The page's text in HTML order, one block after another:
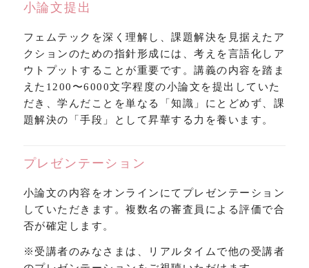
小論文提出
フェムテックを深く理解し、課題解決を見据えたア
クションのための指針形成には、考えを言語化しア
ウトプットすることが重要です。講義の内容を踏ま
えた1200〜6000文字程度の小論文を提出していた
だき、学んだことを単なる「知識」にとどめず、課
題解決の「手段」として昇華する力を養います。
プレゼンテーション
小論文の内容をオンラインにてプレゼンテーション
していただきます。複数名の審査員による評価で合
否が確定します。
※受講者のみなさまは、リアルタイムで他の受講者